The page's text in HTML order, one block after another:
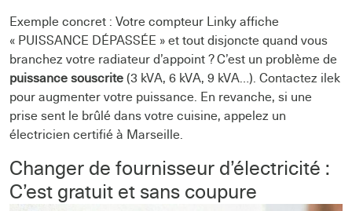
Exemple concret : Votre compteur Linky affiche
« PUISSANCE DÉPASSÉE » et tout disjoncte quand vous
branchez votre radiateur d’appoint ? C’est un problème de
puissance souscrite (3 kVA, 6 kVA, 9 kVA…). Contactez ilek
pour augmenter votre puissance. En revanche, si une
prise sent le brûlé dans votre cuisine, appelez un
électricien certifié à Marseille.
Changer de fournisseur d’électricité :
C’est gratuit et sans coupure